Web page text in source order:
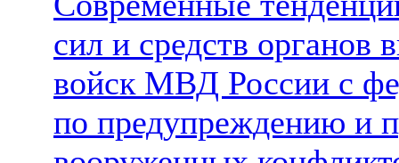
сил и средств органов
войск МВД России с
по предупреждению и